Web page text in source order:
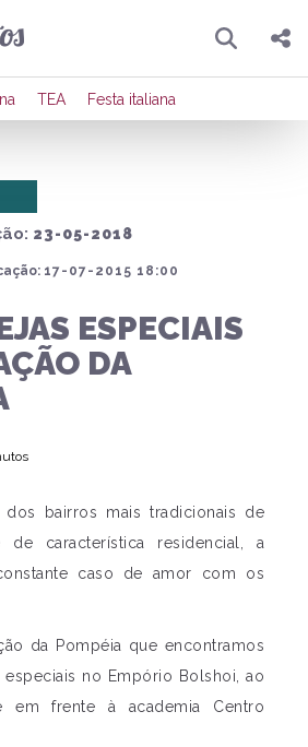
Pesquisar
Compartilhar
TEA Festa italiana
23-05-2018
17-07-2015 18:00
ESPECIAIS
DA
bairros mais tradicionais de
de característica residencial, a
caso de amor com os
da Pompéia que encontramos
especiais no Empório Bolshoi, ao
em frente à academia Centro